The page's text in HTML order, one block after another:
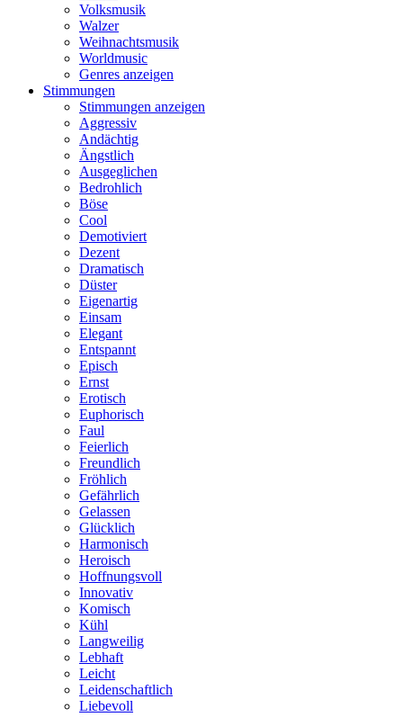
Volksmusik
Walzer
Weihnachtsmusik
Worldmusic
Genres anzeigen
Stimmungen
Stimmungen anzeigen
Aggressiv
Andächtig
Ängstlich
Ausgeglichen
Bedrohlich
Böse
Cool
Demotiviert
Dezent
Dramatisch
Düster
Eigenartig
Einsam
Elegant
Entspannt
Episch
Ernst
Erotisch
Euphorisch
Faul
Feierlich
Freundlich
Fröhlich
Gefährlich
Gelassen
Glücklich
Harmonisch
Heroisch
Hoffnungsvoll
Innovativ
Komisch
Kühl
Langweilig
Lebhaft
Leicht
Leidenschaftlich
Liebevoll